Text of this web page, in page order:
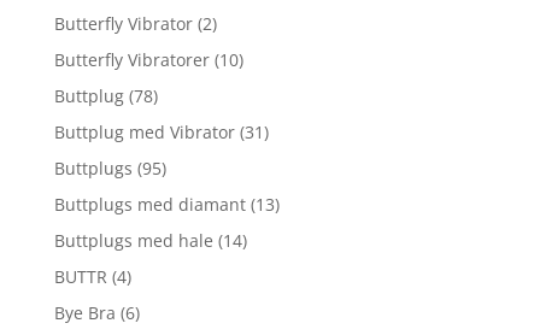
Butterfly Vibrator (2)
Butterfly Vibratorer (10)
Buttplug (78)
Buttplug med Vibrator (31)
Buttplugs (95)
Buttplugs med diamant (13)
Buttplugs med hale (14)
BUTTR (4)
Bye Bra (6)